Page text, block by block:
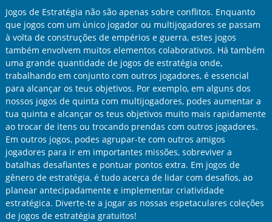
Jogos de Estratégia não são apenas sobre conflitos. Enquanto
que jogos com um único jogador ou multijogadores se passam
à volta de construções de empérios e guerra, estes jogos
também envolvem muitos elementos colaborativos. Há também
uma grande quantidade de jogos de estratégia onde,
trabalhando em conjunto com outros jogadores, é essencial
para alcançar os teus objetivos. Por exemplo, em alguns dos
nossos jogos de quinta com multijogadores, podes aumentar a
tua quinta e alcançar os teus objetivos muito mais rapidamente
ao trocar de itens ou trocando prendas com outros jogadores.
Em outros jogos, podes agrupar-te com outros amigos
jogadores para ir em importantes missões, sobreviver a
batalhas desafiantes e pontuar pontos extra. Em jogos de
gênero de estratégia, é tudo acerca de lidar com desafios, ao
planear antecipadamente e implementar criatividade
estratégica. Diverte-te a jogar as nossas espetaculares coleções
de jogos de estratégia gratuitos!